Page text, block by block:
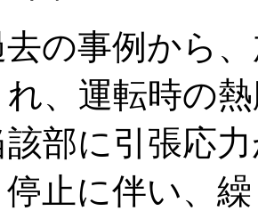
の事例から、
れ、運転時の
該部に引張応
停止に伴い、